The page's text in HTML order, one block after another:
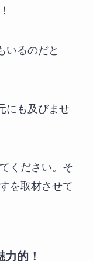
いるのだと
にも及びませ
ください。そ
を取材させて
的！